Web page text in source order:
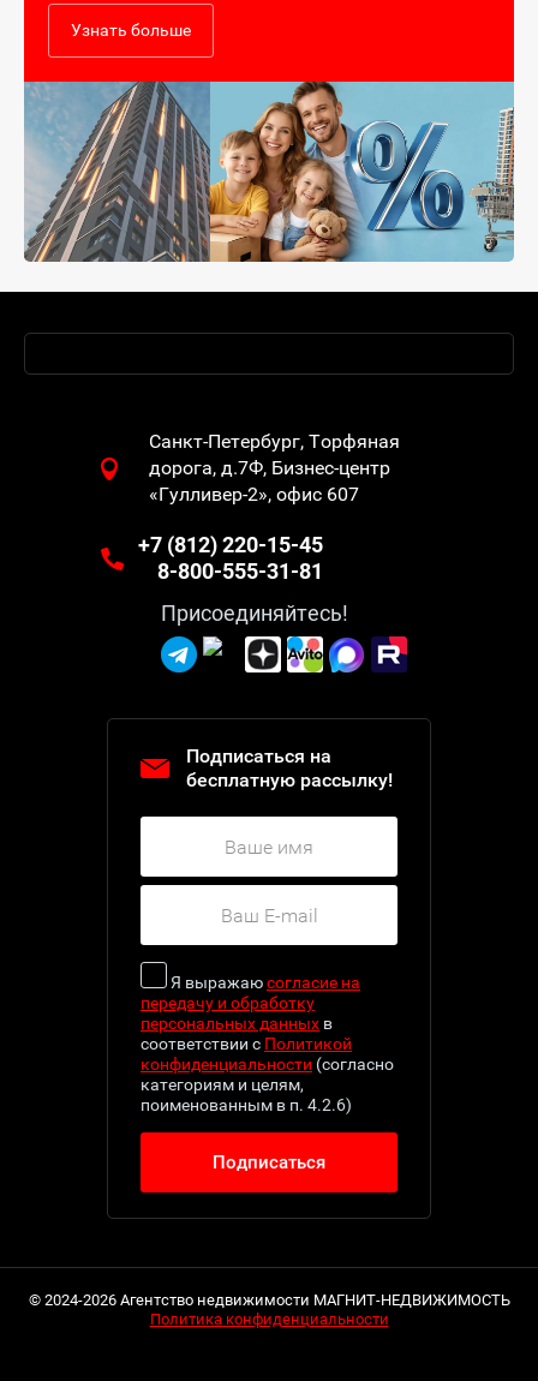
Узнать больше
Санкт-Петербург, Торфяная
дорога, д.7Ф, Бизнес-центр
«Гулливер-2», офис 607
+7 (812) 220-15-45
8-800-555-31-81
Присоединяйтесь!
Подписаться на
бесплатную рассылку!
Я выражаюсогласие на
передачу и обработку
персональных данных в
соответствии с Политикой
конфиденциальности (согласно
категориям и целям,
поименованным в п. 4.2.6)
Подписаться
© 2024-2026 Агентство недвижимости МАГНИТ-НЕДВИЖИМОСТЬ
Политика конфиденциальности